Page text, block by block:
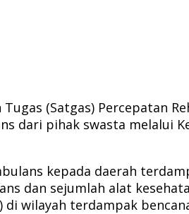
(Satgas) Percepatan
dari pihak swasta melalui
kepada daerah
dan sejumlah alat
di wilayah terdampak